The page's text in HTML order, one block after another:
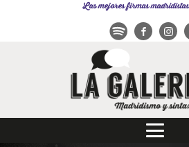
Las mejores firmas